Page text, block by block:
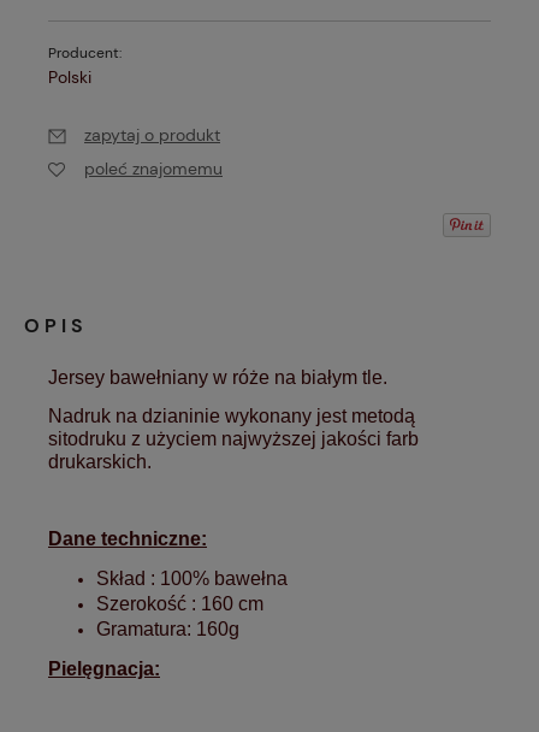
Producent:
Polski
zapytaj o produkt
poleć znajomemu
OPIS
Jersey bawełniany w róże na białym tle.
Nadruk na dzianinie wykonany jest metodą
sitodruku z użyciem najwyższej jakości farb
drukarskich.
Dane techniczne:
Skład : 100% bawełna
Szerokość : 160 cm
Gramatura: 160g
Pielęgnacja: